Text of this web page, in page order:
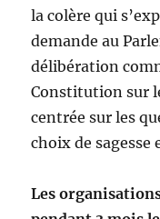
la colère qui
demande au
délibération
Constitution sur
centrée sur les
choix de sagesse
Les